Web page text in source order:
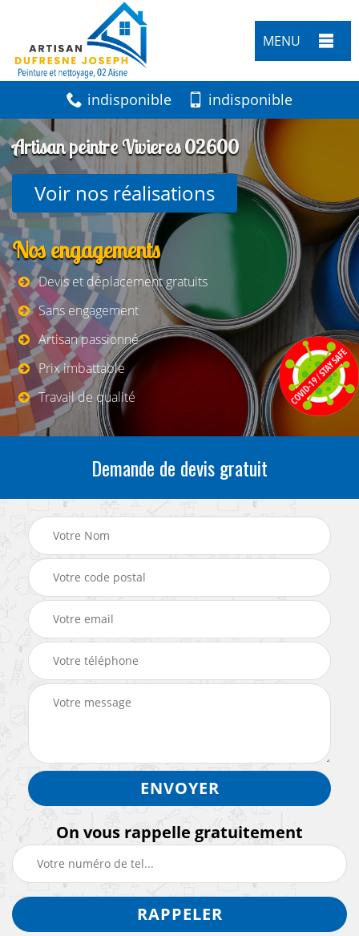
MENU
indisponible indisponible
Artisan peintre Vivieres 02600
Voir nos réalisations
Nos engagements
Devis et déplacement gratuits
Sans engagement
Artisan passionné
Prix imbattable
Travail de qualité
Demande de devis gratuit
On vous rappelle gratuitement